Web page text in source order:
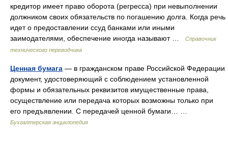
кредитор имеет право оборота (регресса) при невыполнении
должником своих обязательств по погашению долга. Когда речь
идет о предоставлении ссуд банками или иными
заимодателями, обеспечение иногда называют …
Справочник
технического переводчика
Ценная бумага — в гражданском праве Российской Федерации
документ, удостоверяющий с соблюдением установленной
формы и обязательных реквизитов имущественные права,
осуществление или передача которых возможны только при
его предъявлении. С передачей ценной бумаги… …
Бухгалтерская энциклопедия